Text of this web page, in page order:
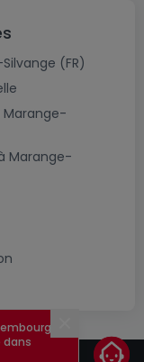
(FR)
Marange-
Fermer
!
dans